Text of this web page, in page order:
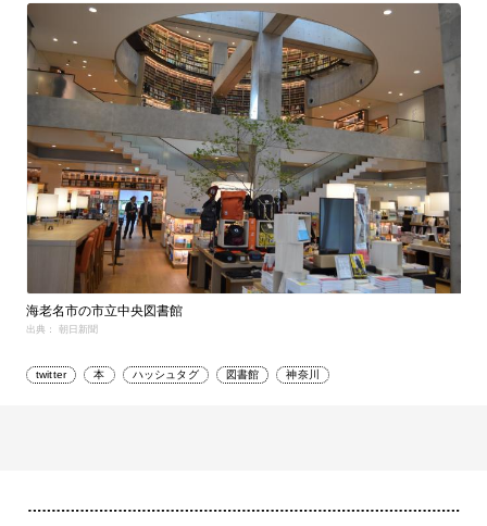
海老名市の市立中央図書館
出典： 朝日新聞
twitter 本 ハッシュタグ 図書館 神奈川